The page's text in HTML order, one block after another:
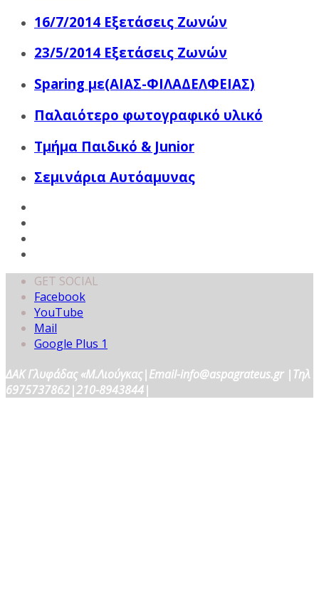
16/7/2014 Εξετάσεις Ζωνών
23/5/2014 Εξετάσεις Ζωνών
Sparing με(ΑΙΑΣ-ΦΙΛΑΔΕΛΦΕΙΑΣ)
Παλαιότερο φωτογραφικό υλικό
Τμήμα Παιδικό & Junior
Σεμινάρια Αυτόαμυνας
GET SOCIAL
Facebook
YouTube
Mail
Google Plus 1
ΔΑΚ Γλυφάδας «Μ.Λιούγκας|Email-info@aspagrateus.gr |Τηλ
6975737862|210-8943844|